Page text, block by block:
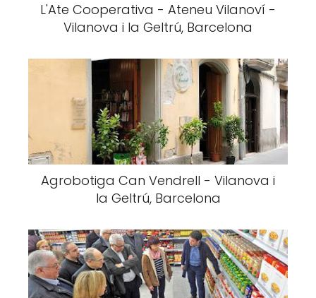
L'Ate Cooperativa - Ateneu Vilanoví -
Vilanova i la Geltrú, Barcelona
Agrobotiga Can Vendrell - Vilanova i
la Geltrú, Barcelona